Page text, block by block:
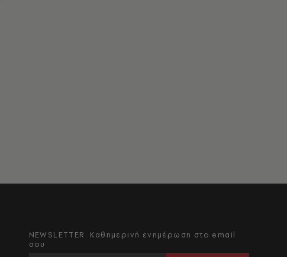
NEWSLETTER: Καθημερινή ενημέρωση στο email
σου